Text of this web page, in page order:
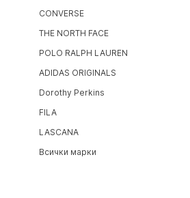
CONVERSE
THE NORTH FACE
POLO RALPH LAUREN
ADIDAS ORIGINALS
Dorothy Perkins
FILA
LASCANA
Всички марки